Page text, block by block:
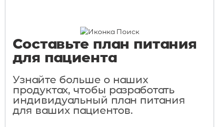
Составьте план питания
для пациента
Узнайте больше о наших
продуктах, чтобы разработать
индивидуальный план питания
для ваших пациентов.